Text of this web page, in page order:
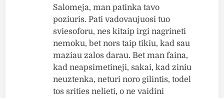
Salomeja, man patinka tavo
poziuris. Pati vadovaujuosi tuo
sviesoforu, nes kitaip irgi nagrineti
nemoku, bet nors taip tikiu, kad sau
maziau zalos darau. Bet man faina,
kad neapsimetineji, sakai, kad ziniu
neuztenka, neturi noro gilintis, todel
tos srities nelieti, o ne vaidini